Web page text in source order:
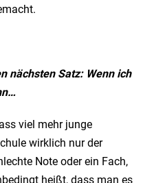
nächsten Satz: Wenn ich
viel mehr junge
wirklich nur der
Note oder ein Fach,
heißt, dass man es